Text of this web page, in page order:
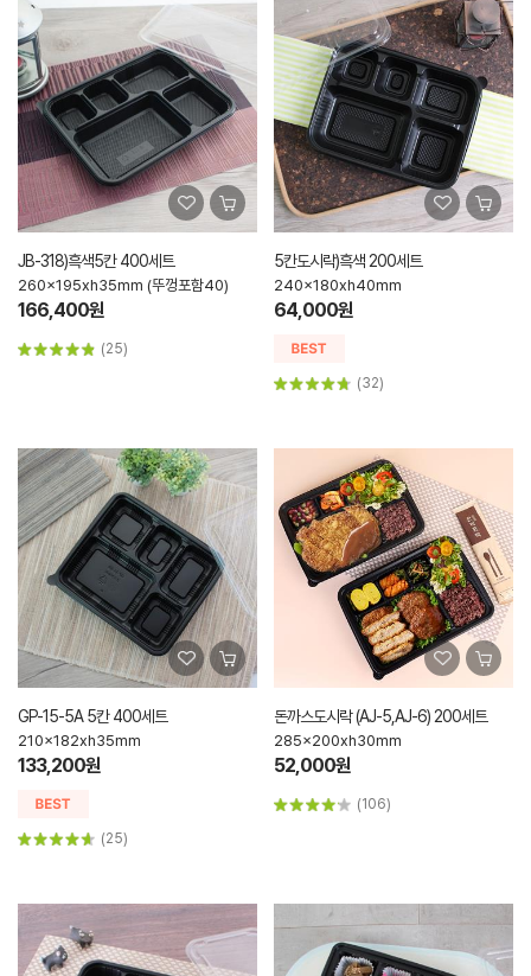
JB-318)흑색5칸 400세트
260x195xh35mm (뚜껑포함40)
166,400원
(25)
5칸도시락)흑색 200세트
240x180xh40mm
64,000원
(32)
GP-15-5A 5칸 400세트
210x182xh35mm
133,200원
(25)
돈까스도시락 (AJ-5,AJ-6) 200세트
285x200xh30mm
52,000원
(106)